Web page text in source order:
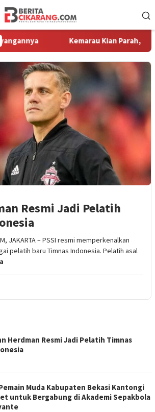
Kemarau Kian Parah, 80 Titik di
Resmi Jadi Pelatih
JAKARTA – PSSI resmi memperkenalkan
pelatih baru Timnas Indonesia. Pelatih asal
Herdman Resmi Jadi Pelatih Timnas
Muda Kabupaten Bekasi Kantongi
untuk Bergabung di Akademi Sepakbola